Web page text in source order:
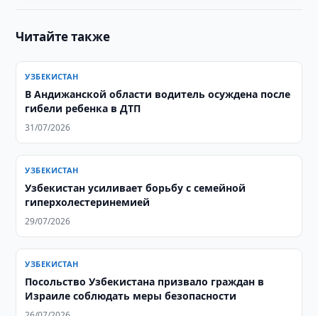
Читайте также
УЗБЕКИСТАН
В Андижанской области водитель осуждена после
гибели ребенка в ДТП
31/07/2026
УЗБЕКИСТАН
Узбекистан усиливает борьбу с семейной
гиперхолестеринемией
29/07/2026
УЗБЕКИСТАН
Посольство Узбекистана призвало граждан в
Израиле соблюдать меры безопасности